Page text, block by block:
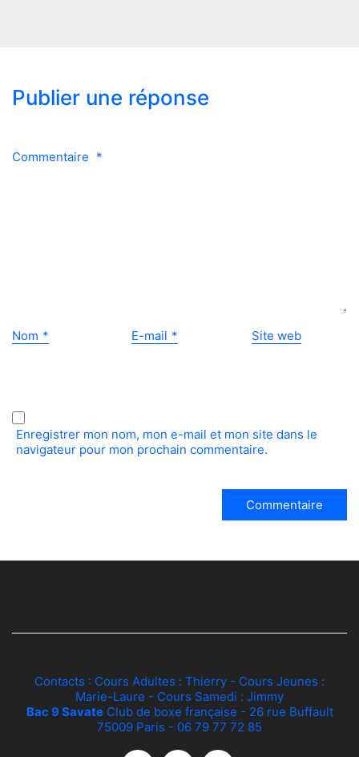
Publier une réponse
Commentaire *
Nom * E-mail * Site web
Enregistrer mon nom, mon e-mail et mon site dans le
navigateur pour mon prochain commentaire.
Contacts : Cours Adultes : Thierry - Cours Jeunes :
Marie-Laure - Cours Samedi : Jimmy
Bac 9 SavateClub de boxe française - 26 rue Buffault
75009 Paris - 06 79 77 72 85